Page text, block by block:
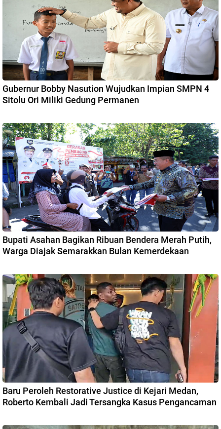
Gubernur Bobby Nasution Wujudkan Impian SMPN 4
Sitolu Ori Miliki Gedung Permanen
Bupati Asahan Bagikan Ribuan Bendera Merah Putih,
Warga Diajak Semarakkan Bulan Kemerdekaan
Baru Peroleh Restorative Justice di Kejari Medan,
Roberto Kembali Jadi Tersangka Kasus Pengancaman